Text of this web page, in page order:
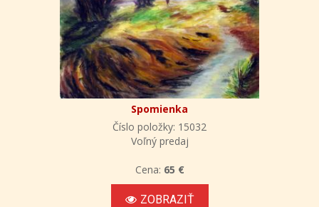
Spomienka
Číslo položky: 15032
Voľný predaj
Cena: 65 €
ZOBRAZIŤ